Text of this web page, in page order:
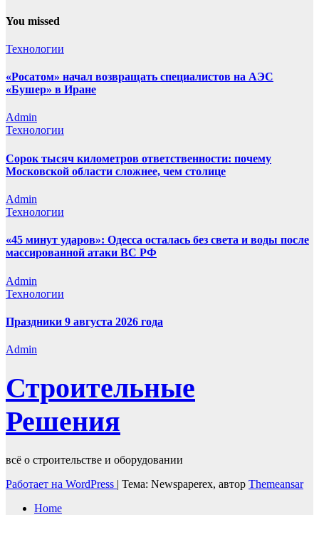
You missed
Технологии
«Росатом» начал возвращать специалистов на АЭС
«Бушер» в Иране
Admin
Технологии
Сорок тысяч километров ответственности: почему
Московской области сложнее, чем столице
Admin
Технологии
«45 минут ударов»: Одесса осталась без света и воды после
массированной атаки ВС РФ
Admin
Технологии
Праздники 9 августа 2026 года
Admin
Строительные
Решения
всё о строительстве и оборудовании
Работает на WordPress | Тема: Newspaperex, автор Themeansar
Home